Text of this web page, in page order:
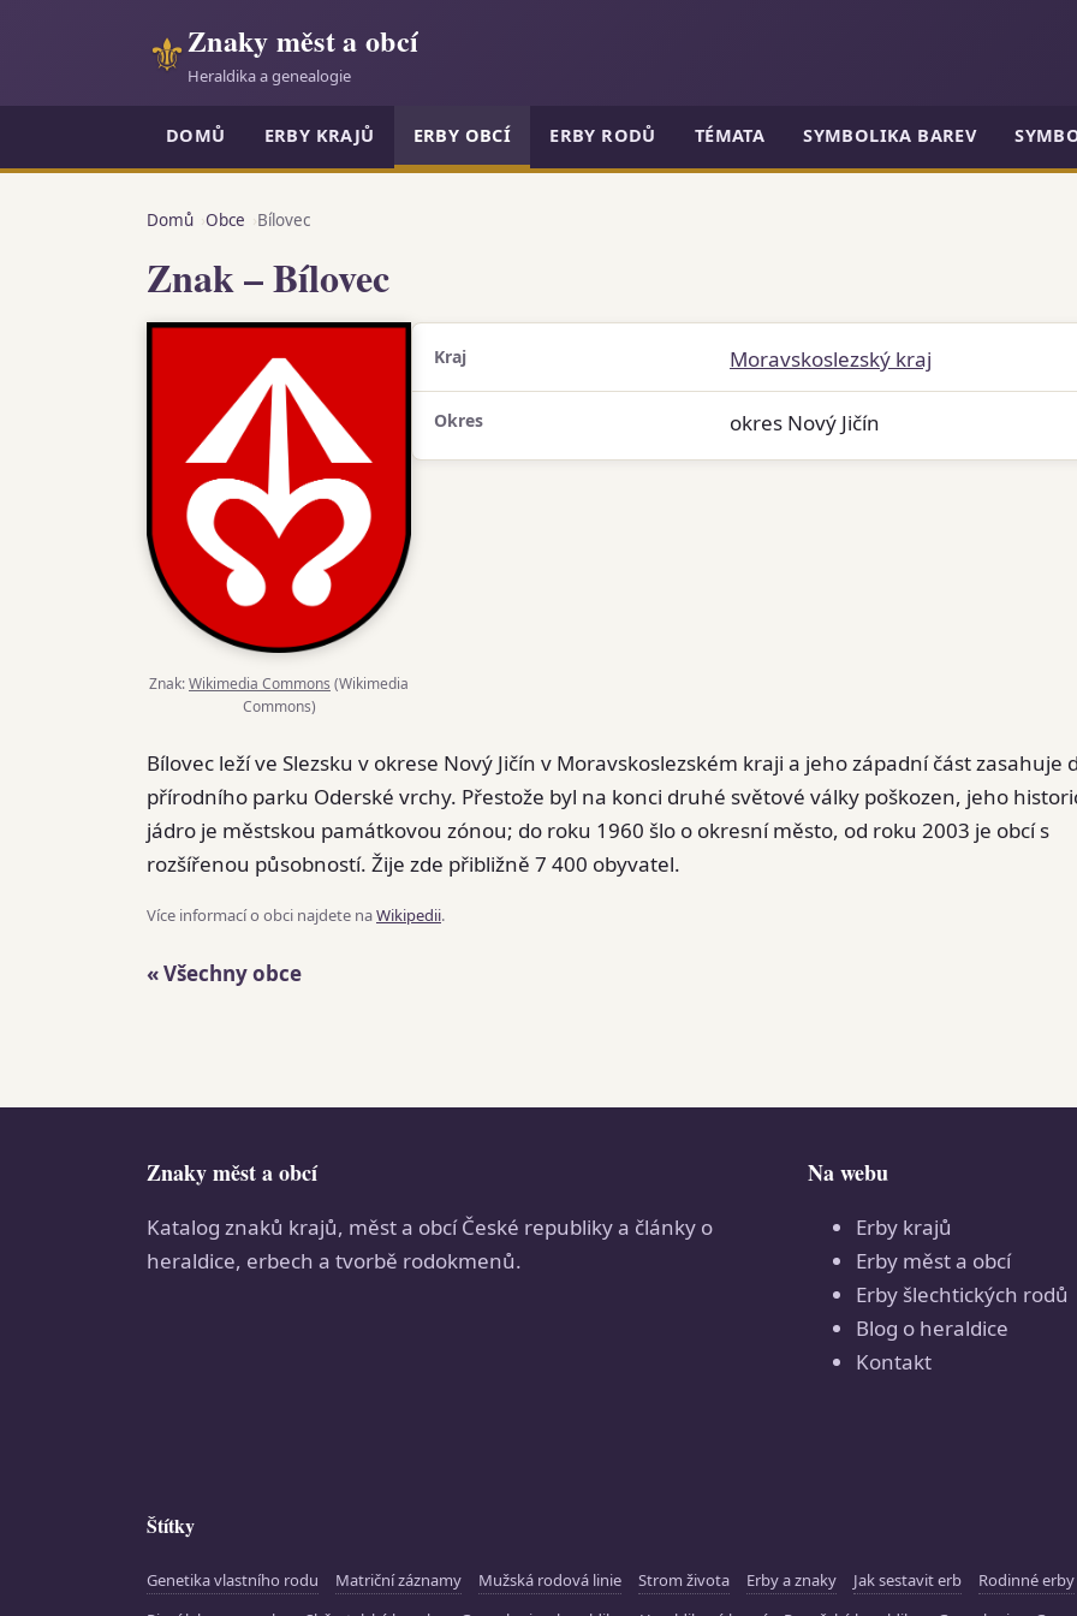
⚜Znaky měst a obcí
Heraldika a genealogie
DOMŮ ERBY KRAJŮ ERBY OBCÍ ERBY RODŮ TÉMATA SYMBOLIKA BAREV
Domů Obce Bílovec
Znak – Bílovec
Znak:Wikimedia Commons (Wikimedia
Commons)
Kraj Moravskoslezský kraj
Okres okres Nový Jičín
Bílovec leží ve Slezsku v okrese Nový Jičín v Moravskoslezském kraji a jeho západní část zasahuje
přírodního parku Oderské vrchy. Přestože byl na konci druhé světové války poškozen, jeho
jádro je městskou památkovou zónou; do roku 1960 šlo o okresní město, od roku 2003 je obcí s
rozšířenou působností. Žije zde přibližně 7 400 obyvatel.
Více informací o obci najdete naWikipedii.
« Všechny obce
Znaky měst a obcí
Katalog znaků krajů, měst a obcí České republiky a články o
heraldice, erbech a tvorbě rodokmenů.
Na webu
Erby krajů
Erby měst a obcí
Erby šlechtických rodů
Blog o heraldice
Kontakt
Štítky
Genetika vlastního rodu Matriční záznamy Mužská rodová linie Strom života Erby a znaky Jak sestavit erb Rodinné erby